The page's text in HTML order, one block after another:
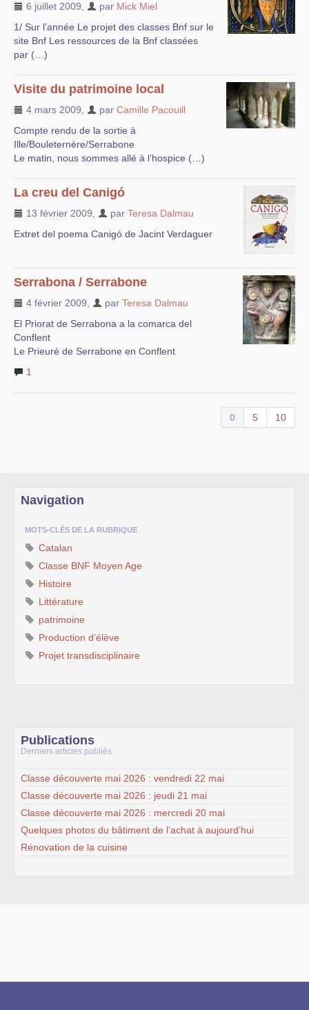
6 juillet 2009 par Mick Miel
1/ Sur l’année Le projet des classes Bnf sur le
site Bnf Les ressources de la Bnf classées
par (…)
Visite du patrimoine local
4 mars 2009 par Camille Pacouill
Compte rendu de la sortie à
Ille/Bouleternère/Serrabone
Le matin, nous sommes allé à l’hospice (…)
La creu del Canigó
13 février 2009 par Teresa Dalmau
Extret del poema Canigó de Jacint Verdaguer
Serrabona / Serrabone
4 février 2009 par Teresa Dalmau
El Priorat de Serrabona a la comarca del
Conflent
Le Prieuré de Serrabone en Conflent
1
0 5 10
Navigation
MOTS-CLÉS DE LA RUBRIQUE
Catalan
Classe BNF Moyen Age
Histoire
Littérature
patrimoine
Production d’élève
Projet transdisciplinaire
Publications
Derniers articles publiés
Classe découverte mai 2026 : vendredi 22 mai
Classe découverte mai 2026 : jeudi 21 mai
Classe découverte mai 2026 : mercredi 20 mai
Quelques photos du bâtiment de l’achat à aujourd’hui
Rénovation de la cuisine